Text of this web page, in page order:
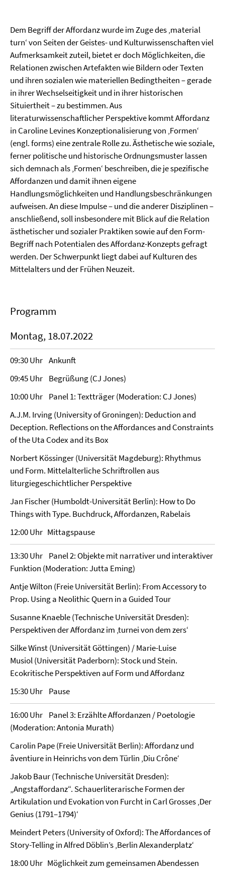
Dem Begriff der Affordanz wurde im Zuge des ‚material
turn‘ von Seiten der Geistes- und Kulturwissenschaften viel
Aufmerksamkeit zuteil, bietet er doch Möglichkeiten, die
Relationen zwischen Artefakten wie Bildern oder Texten
und ihren sozialen wie materiellen Bedingtheiten – gerade
in ihrer Wechselseitigkeit und in ihrer historischen
Situiertheit – zu bestimmen. Aus
literaturwissenschaftlicher Perspektive kommt Affordanz
in Caroline Levines Konzeptionalisierung von ‚Formen‘
(engl. forms) eine zentrale Rolle zu. Ästhetische wie soziale,
ferner politische und historische Ordnungsmuster lassen
sich demnach als ‚Formen‘ beschreiben, die je spezifische
Affordanzen und damit ihnen eigene
Handlungsmöglichkeiten und Handlungsbeschränkungen
aufweisen. An diese Impulse – und die anderer Disziplinen –
anschließend, soll insbesondere mit Blick auf die Relation
ästhetischer und sozialer Praktiken sowie auf den Form-
Begriff nach Potentialen des Affordanz-Konzepts gefragt
werden. Der Schwerpunkt liegt dabei auf Kulturen des
Mittelalters und der Frühen Neuzeit.
Programm
Montag, 18.07.2022
09:30 Uhr Ankunft
09:45 Uhr Begrüßung (CJ Jones)
10:00 Uhr Panel 1: Textträger (Moderation: CJ Jones)
A.J.M. Irving (University of Groningen): Deduction and
Deception. Reflections on the Affordances and Constraints
of the Uta Codex and its Box
Norbert Kössinger (Universität Magdeburg): Rhythmus
und Form. Mittelalterliche Schriftrollen aus
liturgiegeschichtlicher Perspektive
Jan Fischer (Humboldt-Universität Berlin): How to Do
Things with Type. Buchdruck, Affordanzen, Rabelais
12:00 Uhr Mittagspause
13:30 Uhr Panel 2: Objekte mit narrativer und interaktiver
Funktion (Moderation: Jutta Eming)
Antje Wilton (Freie Universität Berlin): From Accessory to
Prop. Using a Neolithic Quern in a Guided Tour
Susanne Knaeble (Technische Universität Dresden):
Perspektiven der Affordanz im ‚turnei von dem zers‘
Silke Winst (Universität Göttingen) / Marie-Luise
Musiol (Universität Paderborn): Stock und Stein.
Ecokritische Perspektiven auf Form und Affordanz
15:30 Uhr Pause
16:00 Uhr Panel 3: Erzählte Affordanzen / Poetologie
(Moderation: Antonia Murath)
Carolin Pape (Freie Universität Berlin): Affordanz und
âventiure in Heinrichs von dem Türlin ‚Diu Crône‘
Jakob Baur (Technische Universität Dresden):
„Angstaffordanz“. Schauerliterarische Formen der
Artikulation und Evokation von Furcht in Carl Grosses ‚Der
Genius (1791–1794)‘
Meindert Peters (University of Oxford): The Affordances of
Story-Telling in Alfred Döblin’s ‚Berlin Alexanderplatz‘
18:00 Uhr Möglichkeit zum gemeinsamen Abendessen